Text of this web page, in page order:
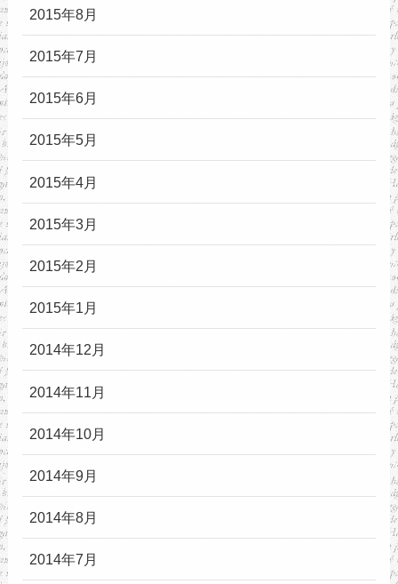
2015年8月
2015年7月
2015年6月
2015年5月
2015年4月
2015年3月
2015年2月
2015年1月
2014年12月
2014年11月
2014年10月
2014年9月
2014年8月
2014年7月